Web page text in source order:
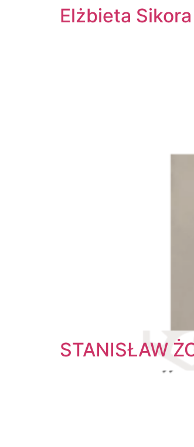
Elżbieta
STANISŁAW